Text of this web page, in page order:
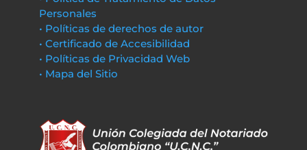
Personales
• Políticas de derechos de autor
• Certificado de Accesibilidad
• Políticas de Privacidad Web
• Mapa del Sitio